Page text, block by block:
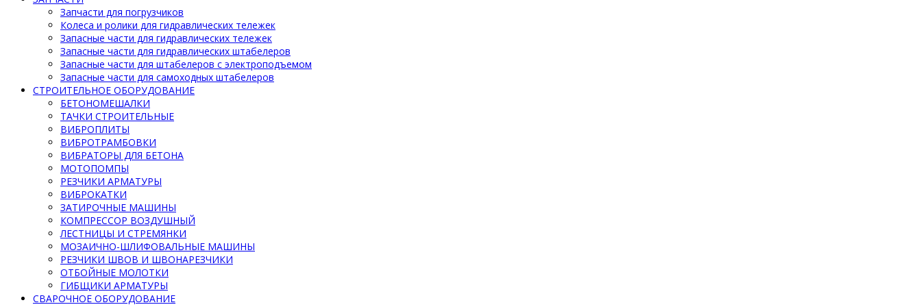
Запчасти для погрузчиков
Колеса и ролики для гидравлических тележек
Запасные части для гидравлических тележек
Запасные части для гидравлических штабелеров
Запасные части для штабелеров с электроподъемом
Запасные части для самоходных штабелеров
СТРОИТЕЛЬНОЕ ОБОРУДОВАНИЕ
БЕТОНОМЕШАЛКИ
ТАЧКИ СТРОИТЕЛЬНЫЕ
ВИБРОПЛИТЫ
ВИБРОТРАМБОВКИ
ВИБРАТОРЫ ДЛЯ БЕТОНА
МОТОПОМПЫ
РЕЗЧИКИ АРМАТУРЫ
ВИБРОКАТКИ
ЗАТИРОЧНЫЕ МАШИНЫ
КОМПРЕССОР ВОЗДУШНЫЙ
ЛЕСТНИЦЫ И СТРЕМЯНКИ
МОЗАИЧНО-ШЛИФОВАЛЬНЫЕ МАШИНЫ
РЕЗЧИКИ ШВОВ И ШВОНАРЕЗЧИКИ
ОТБОЙНЫЕ МОЛОТКИ
ГИБЩИКИ АРМАТУРЫ
СВАРОЧНОЕ ОБОРУДОВАНИЕ